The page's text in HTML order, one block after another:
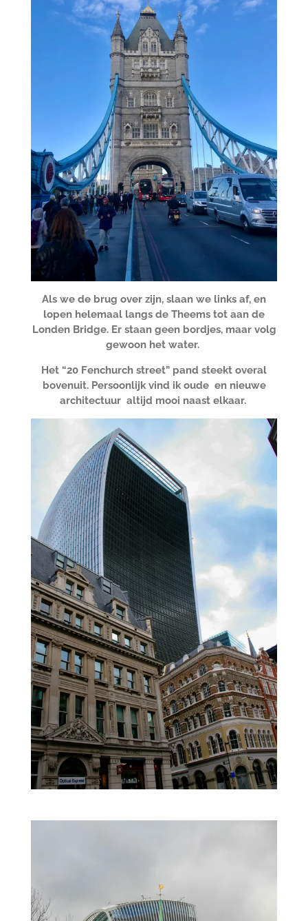
Als we de brug over zijn, slaan we links af, en
lopen helemaal langs de Theems tot aan de
Londen Bridge. Er staan geen bordjes, maar volg
gewoon het water.
Het “20 Fenchurch street” pand steekt overal
bovenuit. Persoonlijk vind ik oude en nieuwe
architectuur altijd mooi naast elkaar.